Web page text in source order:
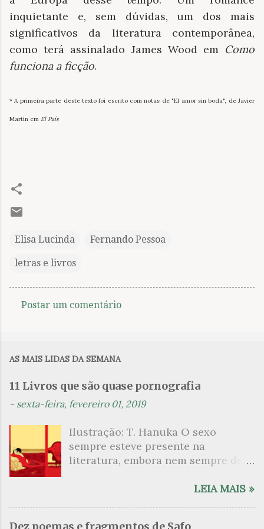
inquietante e, sem dúvidas, um dos mais
significativos da literatura contemporânea,
como terá assinalado James Wood em Como
funciona a ficção.
* A primeira parte deste texto foi escrito com notas de "El amor sin boda", de Javier
Martín em El País
Elisa Lucinda Fernando Pessoa
letras e livros
n
t
i
o
Postar um comentário
AS MAIS LIDAS DA SEMANA
11 Livros que são quase pornografia
- sexta-feira, fevereiro 01, 2019
Ilustração: T. Hanuka O sexo
sempre esteve presente na
literatura, embora nem sempre de
que mergulharam em sua própria
LEIA MAIS »
Dez poemas e fragmentos de Safo